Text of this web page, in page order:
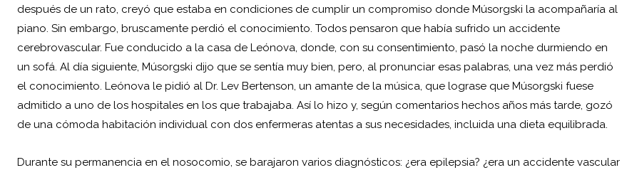
después de un rato, creyó que estaba en condiciones de cumplir un compromiso donde Músorgski la acompañaría al
piano. Sin embargo, bruscamente perdió el conocimiento. Todos pensaron que había sufrido un accidente
cerebrovascular. Fue conducido a la casa de Leónova, donde, con su consentimiento, pasó la noche durmiendo en
un sofá. Al día siguiente, Músorgski dijo que se sentía muy bien, pero, al pronunciar esas palabras, una vez más perdió
el conocimiento. Leónova le pidió al Dr. Lev Bertenson, un amante de la música, que lograse que Músorgski fuese
admitido a uno de los hospitales en los que trabajaba. Así lo hizo y, según comentarios hechos años más tarde, gozó
de una cómoda habitación individual con dos enfermeras atentas a sus necesidades, incluida una dieta equilibrada.
Durante su permanencia en el nosocomio, se barajaron varios diagnósticos: ¿era epilepsia? ¿era un accidente vascular